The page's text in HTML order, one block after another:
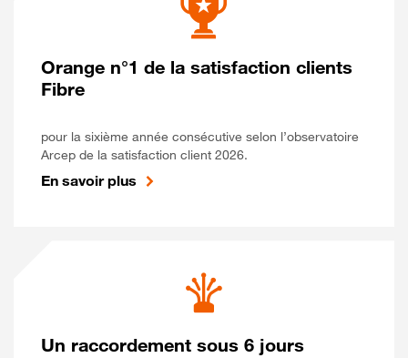
Orange n°1 de la satisfaction clients
Fibre
pour la sixième année consécutive selon l’observatoire
Arcep de la satisfaction client 2026.
En savoir plus
Un raccordement sous 6 jours